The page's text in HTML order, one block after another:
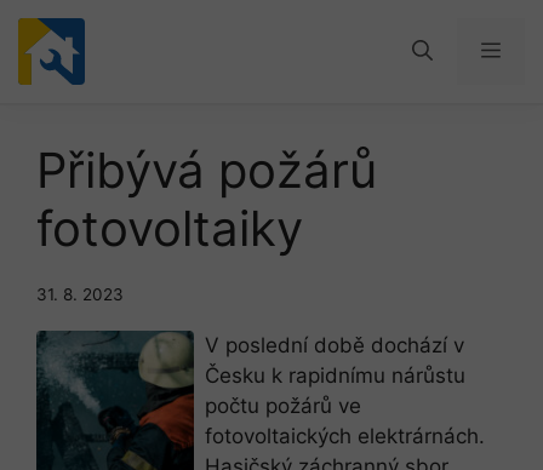
Přeskočit
obsah
Přibývá požárů
fotovoltaiky
31. 8. 2023
V poslední době dochází v
Česku k rapidnímu nárůstu
počtu požárů ve
fotovoltaických elektrárnách.